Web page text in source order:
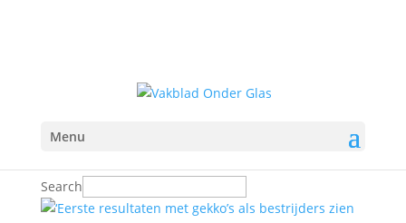
Menu
Search